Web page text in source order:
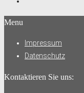
Menu
Impressum
Datenschutz
Kontaktieren Sie uns: